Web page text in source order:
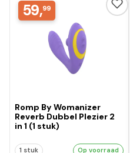
59,99
Romp By Womanizer
Reverb Dubbel Plezier 2
in 1 (1 stuk)
1 stuk Op voorraad